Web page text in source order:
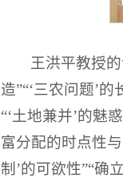
王洪
王洪平教授
造”“‘三农问题’
“‘土地兼并’的魅
富分配的时点性
制’的可欲性”“确